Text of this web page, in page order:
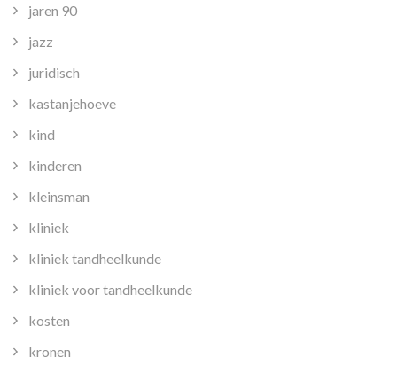
jaren 90
jazz
juridisch
kastanjehoeve
kind
kinderen
kleinsman
kliniek
kliniek tandheelkunde
kliniek voor tandheelkunde
kosten
kronen